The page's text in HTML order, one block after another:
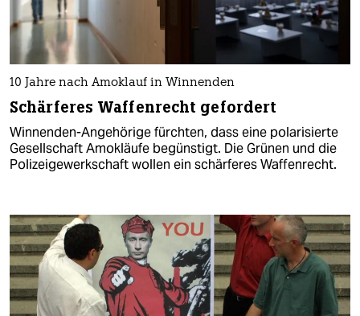
10 Jahre nach Amoklauf in Winnenden
Schärferes Waffenrecht gefordert
Winnenden-Angehörige fürchten, dass eine polarisierte
Gesellschaft Amokläufe begünstigt. Die Grünen und die
Polizeigewerkschaft wollen ein schärferes Waffenrecht.